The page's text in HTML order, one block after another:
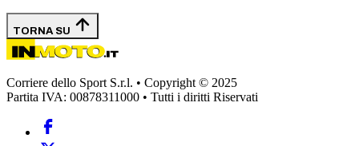
TORNA SU
Corriere dello Sport S.r.l. • Copyright © 2025
Partita IVA: 00878311000 • Tutti i diritti Riservati